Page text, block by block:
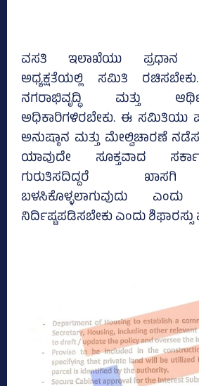
ವಸತಿ ಇಲಾಖೆಯು ಪ್ರಧಾನ
ಅಧ್ಯಕ್ಷತೆಯಲ್ಲಿ ಸಮಿತಿ
ನಗರಾಭಿವೃದ್ಧಿ ಮತ್ತು
ಅಧಿಕಾರಿಗಳಿರಬೇಕು. ಈ
ಅನುಷ್ಠಾನ ಮತ್ತು ಮೇಲ್ವಿಚಾರಣೆ
ಯಾವುದೇ ಸೂಕ್ತವಾದ
ಗುರುತಿಸದಿದ್ದರೆ
ಬಳಸಿಕೊಳ್ಳಲಾಗುವುದು
ನಿರ್ದಿಷ್ಟಪಡಿಸಬೇಕು ಎಂದು